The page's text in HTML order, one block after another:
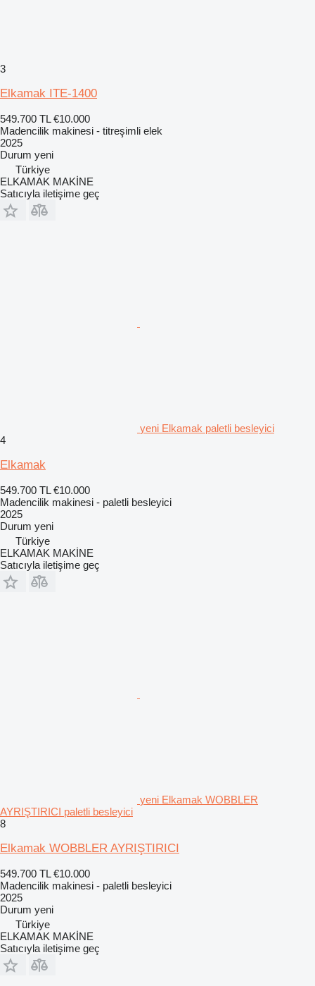
3
Elkamak ITE-1400
549.700 TL €10.000
Madencilik makinesi - titreşimli elek
2025
Durum yeni
Türkiye
ELKAMAK MAKİNE
Satıcıyla iletişime geç
yeni Elkamak paletli besleyici
4
Elkamak
549.700 TL €10.000
Madencilik makinesi - paletli besleyici
2025
Durum yeni
Türkiye
ELKAMAK MAKİNE
Satıcıyla iletişime geç
yeni Elkamak WOBBLER
AYRIŞTIRICI paletli besleyici
8
Elkamak WOBBLER AYRIŞTIRICI
549.700 TL €10.000
Madencilik makinesi - paletli besleyici
2025
Durum yeni
Türkiye
ELKAMAK MAKİNE
Satıcıyla iletişime geç